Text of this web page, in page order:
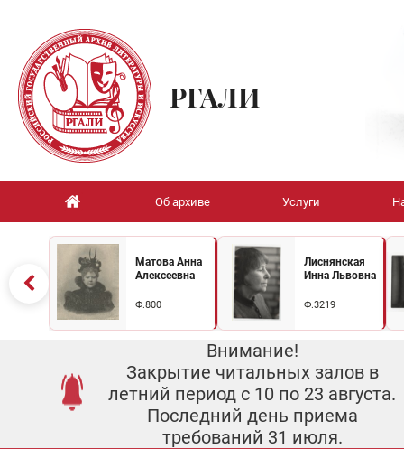
РГАЛИ
Об архиве Услуги
Матова Анна
Алексеевна
Ф.800
Лиснянская
Инна Львовна
Ф.3219
Внимание!
Закрытие читальных залов в
летний период с 10 по 23 августа.
Последний день приема
требований 31 июля.